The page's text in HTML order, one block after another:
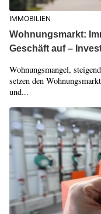
IMMOBILIEN
Wohnungsmarkt:
Geschäft auf –
Wohnungsmangel,
setzen den
und...